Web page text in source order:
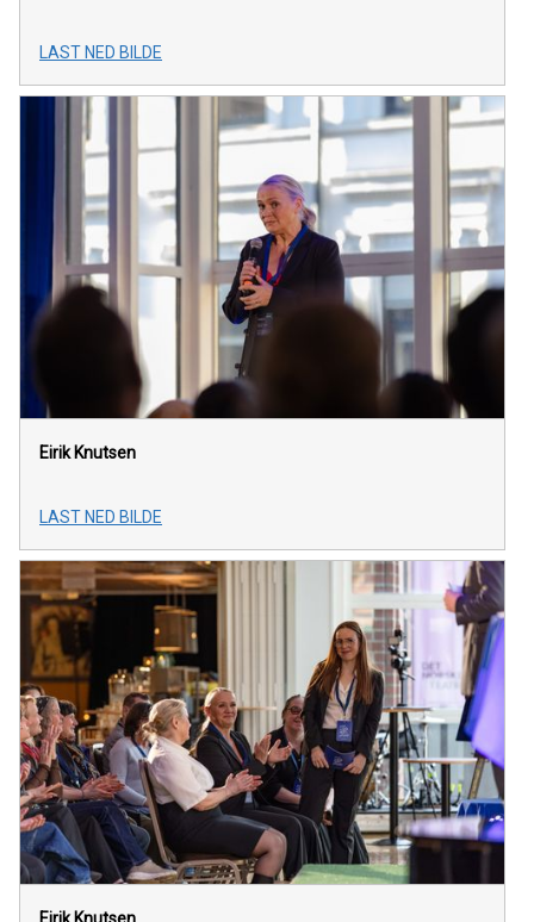
LAST NED BILDE
Eirik Knutsen
LAST NED BILDE